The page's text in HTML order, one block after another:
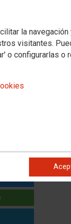
la navegación
visitantes.
o configurarlas o
Sede